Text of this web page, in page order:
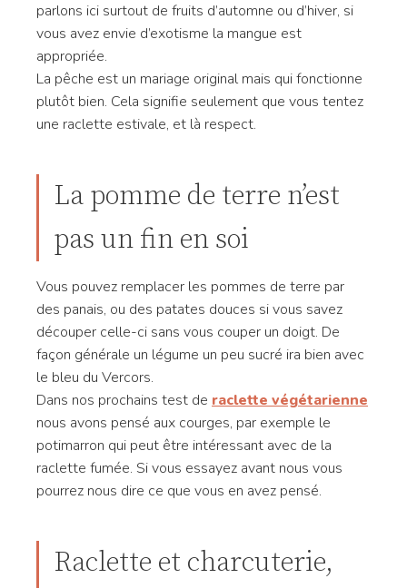
parlons ici surtout de fruits d’automne ou d’hiver, si
vous avez envie d’exotisme la mangue est
appropriée.
La pêche est un mariage original mais qui fonctionne
plutôt bien. Cela signifie seulement que vous tentez
une raclette estivale, et là respect.
La pomme de terre n’est
pas un fin en soi
Vous pouvez remplacer les pommes de terre par
des panais, ou des patates douces si vous savez
découper celle-ci sans vous couper un doigt. De
façon générale un légume un peu sucré ira bien avec
le bleu du Vercors.
Dans nos prochains test de raclette végétarienne
nous avons pensé aux courges, par exemple le
potimarron qui peut être intéressant avec de la
raclette fumée. Si vous essayez avant nous vous
pourrez nous dire ce que vous en avez pensé.
Raclette et charcuterie,